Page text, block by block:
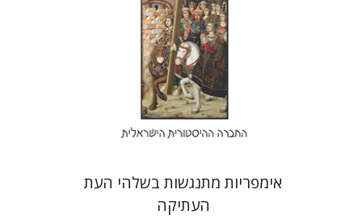
הנחת אתר ספר מודפס
$24
$22
אימפריות מתנגשות בשלהי העת
העתיקה